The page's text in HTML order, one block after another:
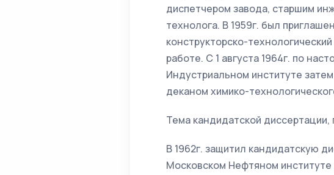
диспетчером завода, старшим
технолога. В 1959г. был
конструкторско-
работе. С 1 августа 1964г. по
Индустриальном институте
деканом химико-
Тема кандидатской
В 1962г. защитил кандидатскую
Московском Нефтяном институте